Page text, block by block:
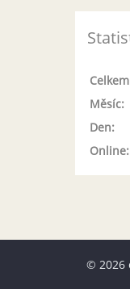
Online:
Měsíc:
Den:
© 2026